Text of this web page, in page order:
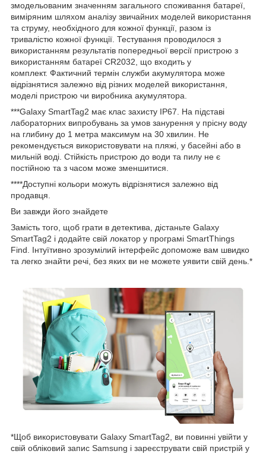
змодельованим значенням загального споживання батареї,
виміряним шляхом аналізу звичайних моделей використання
та струму, необхідного для кожної функції, разом із
тривалістю кожної функції. Тестування проводилося з
використанням результатів попередньої версії пристрою з
використанням батареї CR2032, що входить у
комплект. Фактичний термін служби акумулятора може
відрізнятися залежно від різних моделей використання,
моделі пристрою чи виробника акумулятора.
***Galaxy SmartTag2 має клас захисту IP67. На підставі
лабораторних випробувань за умов занурення у прісну воду
на глибину до 1 метра максимум на 30 хвилин. Не
рекомендується використовувати на пляжі, у басейні або в
мильній воді. Стійкість пристрою до води та пилу не є
постійною та з часом може зменшитися.
****Доступні кольори можуть відрізнятися залежно від
продавця.
Ви завжди його знайдете
Замість того, щоб грати в детектива, дістаньте Galaxy
SmartTag2 і додайте свій локатор у програмі SmartThings
Find. Інтуїтивно зрозумілий інтерфейс допоможе вам швидко
та легко знайти речі, без яких ви не можете уявити свій день.*
*Щоб використовувати Galaxy SmartTag2, ви повинні увійти у
свій обліковий запис Samsung і зареєструвати свій пристрій у